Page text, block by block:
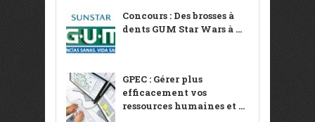
Concours : Des brosses à
dents GUM Star Wars à ...
GPEC : Gérer plus
efficacement vos
ressources humaines et ...